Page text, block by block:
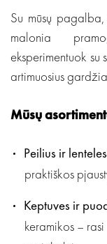
Su mūsų
malonia
eksperimentuok
artimuosius
Mūsų
Peilius ir
praktiškos
Keptuves ir
keramikos –